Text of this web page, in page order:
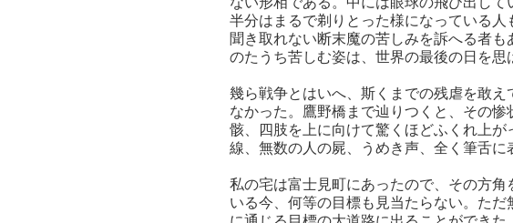
半分はまるで剃りとった様になっている
聞き取れない断末魔の苦しみを訴へる者
のたうち苦しむ姿は、世界の最後の日を思
幾ら戦争とはいへ、斯くまでの残虐を敢
なかった。鷹野橋まで辿りつくと、その
骸、四肢を上に向けて驚くほどふくれ上
線、無数の人の屍、うめき声、全く筆舌に
私の宅は富士見町にあったので、その方
いる今、何等の目標も見当たらない。た